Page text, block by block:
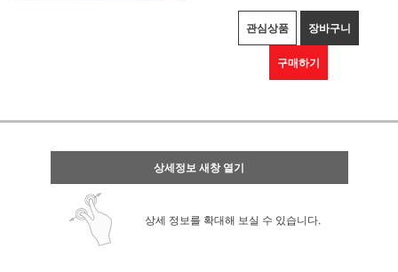
관심상품 장바구니
구매하기
상세정보 새창 열기
상세 정보를 확대해 보실 수 있습니다.